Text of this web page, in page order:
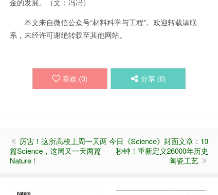
金的发展。（文：冯冯）
本文来自微信公众号“材料科学与工程”。欢迎转载请联
系，未经许可谢绝转载至其他网站。
喜欢 (0) 分享 (0)
厉害！这所高校上周一天两
篇Science，这周又一天两篇
Nature！
今日《Science》封面文章：10
秒钟！重新定义26000年历史
陶瓷工艺